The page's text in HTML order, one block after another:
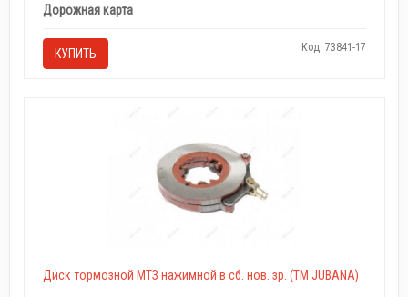
Дорожная карта
КУПИТЬ Код: 73841-17
Диск тормозной МТЗ нажимной в сб. нов. зр. (ТМ JUBANA)